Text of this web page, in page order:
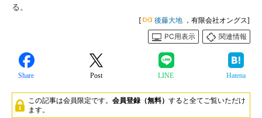
る。
[ 後藤大地 ，有限会社オングス]
PC用表示
関連情報
Share Post LINE Hatena
この記事は会員限定です。 会員登録（無料） すると全てご覧いただけ
ます。